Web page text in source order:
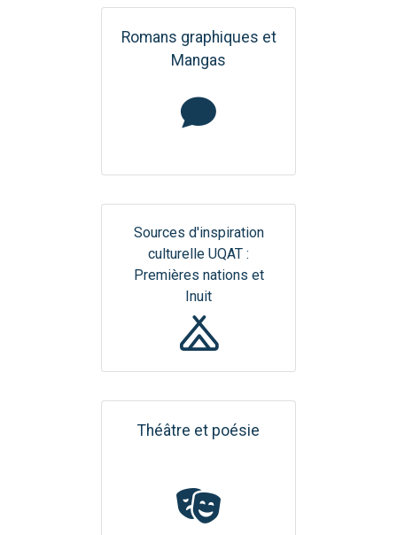
Romans graphiques et
Mangas
Sources d'inspiration
culturelle UQAT :
Premières nations et
Inuit
Théâtre et poésie